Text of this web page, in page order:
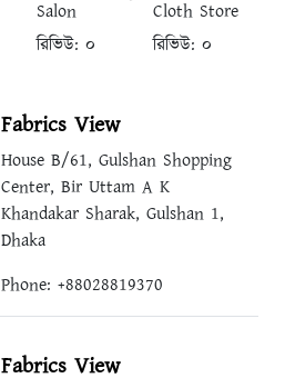
Salon
রিভিউ: ০
Cloth Store
রিভিউ: ০
Fabrics View
House B/61, Gulshan Shopping
Center, Bir Uttam A K
Khandakar Sharak, Gulshan 1,
Dhaka
Phone: +88028819370
Fabrics View